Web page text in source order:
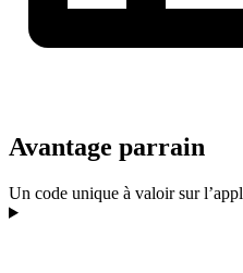
Avantage parrain
Un code unique à valoir sur